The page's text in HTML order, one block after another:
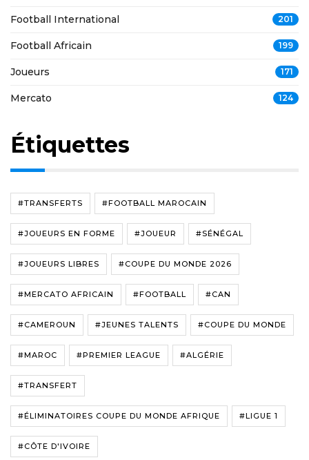
Football International 201
Football Africain 199
Joueurs 171
Mercato 124
Étiquettes
#TRANSFERTS #FOOTBALL MAROCAIN
#JOUEURS EN FORME #JOUEUR #SÉNÉGAL
#JOUEURS LIBRES #COUPE DU MONDE 2026
#MERCATO AFRICAIN #FOOTBALL #CAN
#CAMEROUN #JEUNES TALENTS #COUPE DU MONDE
#MAROC #PREMIER LEAGUE #ALGÉRIE
#TRANSFERT
#ÉLIMINATOIRES COUPE DU MONDE AFRIQUE #LIGUE 1
#CÔTE D'IVOIRE